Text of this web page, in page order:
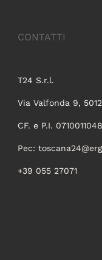
CONTATTI
T24 S.r.l.
Via Valfonda 9,
CF. e P.I.
Pec:
+39 055 27071